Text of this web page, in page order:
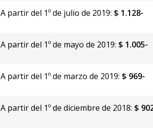
A partir del 1º de julio de 2019: $ 1.128-
A partir del 1º de mayo de 2019: $ 1.005-
A partir del 1º de marzo de 2019: $ 969-
A partir del 1º de diciembre de 2018: $